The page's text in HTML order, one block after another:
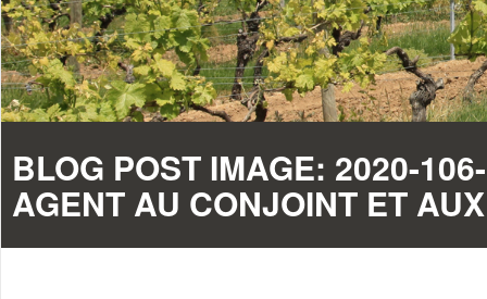
BLOG POST IMAGE: 2020-
AGENT AU CONJOINT ET